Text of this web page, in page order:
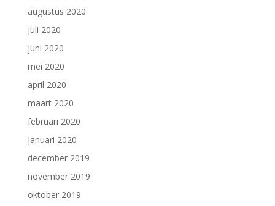
augustus 2020
juli 2020
juni 2020
mei 2020
april 2020
maart 2020
februari 2020
januari 2020
december 2019
november 2019
oktober 2019